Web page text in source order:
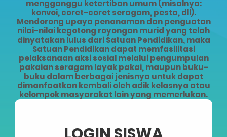
mengganggu ketertiban umum (misalnya:
konvoi, coret-coret seragam, pesta, dll).
Mendorong upaya penanaman dan penguatan
nilai-nilai kegotong royongan murid yang telah
dinyatakan lulus dari Satuan Pendidikan, maka
Satuan Pendidikan dapat memfasilitasi
pelaksanaan aksi sosial melalui pengumpulan
pakaian seragam layak pakai, maupun buku-
buku dalam berbagai jenisnya untuk dapat
dimanfaatkan kembali oleh adik kelasnya atau
kelompok masyarakat lain yang memerlukan.